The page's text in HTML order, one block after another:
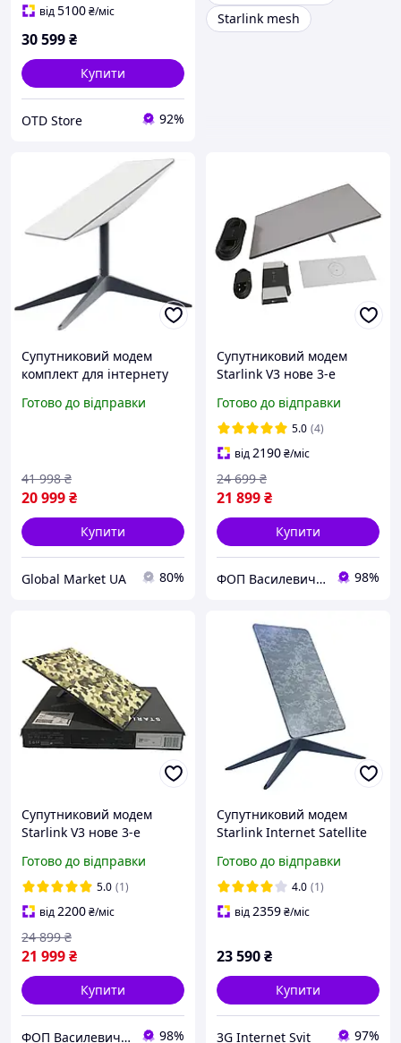
від5100₴/міс
30 599₴
Купити
OTD Store 92%
Starlink mesh
Супутниковий модем
комплект для інтернету
Kit v2, Маршрутизатор
Готово до відправки
20 999₴
41 998 ₴
Купити
Global Market UA 80%
Супутниковий модем
Starlink V3 нове 3-е
Satellite Dish Kit Gen3
REV4 без акаунту
Готово до відправки
5.0 (4)
від2190₴/міс
21 899₴
24 699 ₴
Купити
ФОП Василевич Василь Андрійович 98%
Супутниковий модем
Starlink V3 нове 3-е
Satellite Dish Kit Gen3
REV4 без акаунту
Готово до відправки
5.0 (1)
від2200₴/міс
21 999₴
24 899 ₴
Купити
ФОП Василевич Василь Андрійович 98%
Супутниковий модем
Starlink Internet Satellite
Готово до відправки
4.0 (1)
від2359₴/міс
23 590₴
Купити
3G Internet Svit 97%